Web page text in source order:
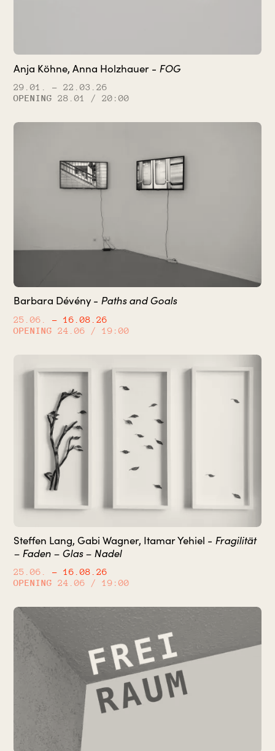
Anja Köhne, Anna Holzhauer - FOG
29.01.
– 22.03.26
OPENING
28.01 / 20:00
Barbara Dévény - Paths and Goals
25.06.
– 16.08.26
OPENING
24.06 / 19:00
Steffen Lang, Gabi Wagner, Itamar Yehiel - Fragilität
– Faden – Glas – Nadel
25.06.
– 16.08.26
OPENING
24.06 / 19:00